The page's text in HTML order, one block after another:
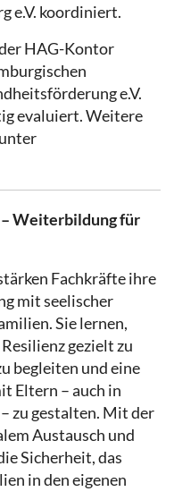
e.V. koordiniert.
HAG-Kontor
e.V.
evaluiert. Weitere
Weiterbildung für
Fachkräfte ihre
mit seelischer
Sie lernen,
gezielt zu
begleiten und eine
Eltern – auch in
zu gestalten. Mit der
Austausch und
Sicherheit, das
in den eigenen